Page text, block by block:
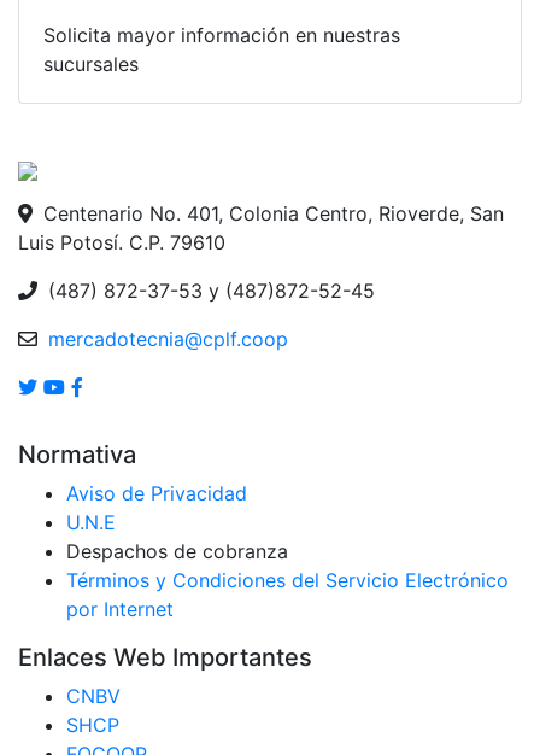
Solicita mayor información en nuestras
sucursales
Centenario No. 401, Colonia Centro, Rioverde, San
Luis Potosí. C.P. 79610
(487) 872-37-53 y (487)872-52-45
mercadotecnia@cplf.coop
Normativa
Aviso de Privacidad
U.N.E
Despachos de cobranza
Términos y Condiciones del Servicio Electrónico
por Internet
Enlaces Web Importantes
CNBV
SHCP